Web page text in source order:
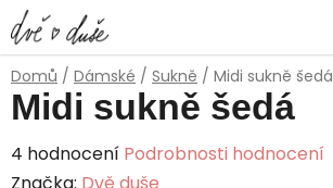
Přejít
na
obsah
Domů / Dámské / Sukně / Midi sukně šedá
Midi sukně šedá
Průměrné
hodnocení
4 hodnocení Podrobnosti hodnocení
Značka: Dvě duše